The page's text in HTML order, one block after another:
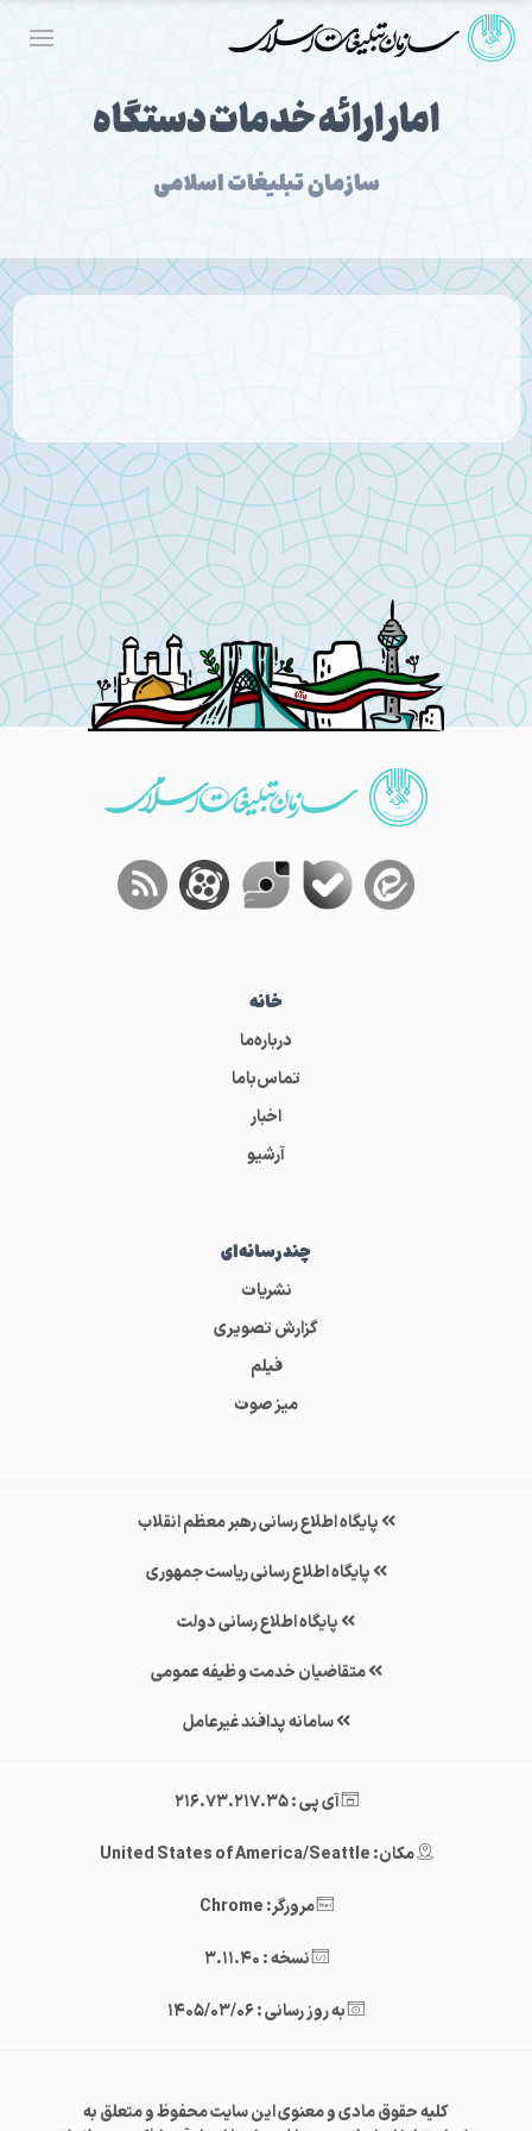
امار ارائه خدمات دستگاه
سازمان تبلیغات اسلامی
خانه
درباره‌ما
تماس‌باما
اخبار
آرشیو
چندرسانه‌ای
نشریات
گزارش تصویری
فیلم
میز صوت
پایگاه اطلاع رسانی رهبر معظم انقلاب
پایگاه اطلاع رسانی ریاست جمهوری
پایگاه اطلاع رسانی دولت
متقاضیان خدمت وظیفه عمومی
سامانه پدافند غیرعامل
آی پی : 216.73.217.35
مکان: United States of America/Seattle
مرورگر: Chrome
نسخه : 3.11.40
به روز رسانی : 1405/03/06
کلیه حقوق مادی و معنوی این سایت محفوظ و متعلق به